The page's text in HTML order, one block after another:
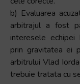
b) Evaluarea
arbitrajul a fost
interesele echipei
prin gravitatea ei
arbitrului Vlad
trebuie tratata cu